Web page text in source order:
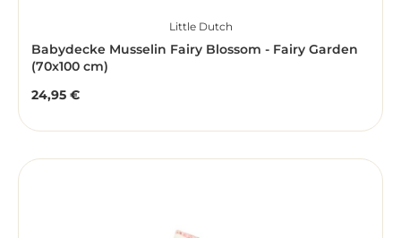
Little Dutch
Babydecke Musselin Fairy Blossom - Fairy Garden
(70x100 cm)
Regulärer Preis:
24,95 €